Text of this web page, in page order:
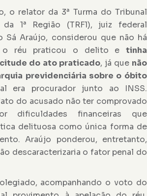
o relator da 3ª Turma do Tribunal
da 1ª Região (TRF1), juiz federal
Sá Araújo, considerou que não há
o réu praticou o delito e tinha
do ato praticado, já que não
previdenciária sobre o óbito
era procurador junto ao INSS.
do acusado não ter comprovado
dificuldades financeiras que
delituosa como única forma de
Araújo ponderou, entretanto,
descaracterizaria o fator penal do
acompanhando o voto do